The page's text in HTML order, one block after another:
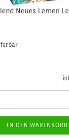
Neues Lernen
IN DEN WARENKORB